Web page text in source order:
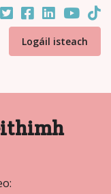
Logáil isteach